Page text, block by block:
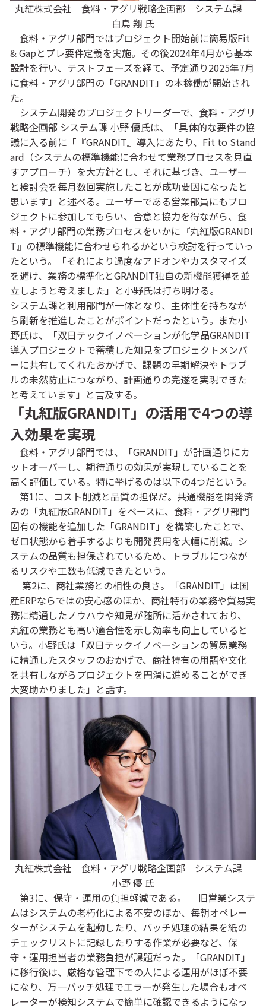
丸紅株式会社 食料・アグリ戦略企画部 システム課
白鳥 翔 氏
食料・アグリ部門ではプロジェクト開始前に簡易版Fit
& Gapとプレ要件定義を実施。その後2024年4月から基本
設計を行い、テストフェーズを経て、予定通り2025年7月
に食料・アグリ部門の「GRANDIT」の本稼働が開始され
た。
システム開発のプロジェクトリーダーで、食料・アグリ
戦略企画部 システム課 小野 優氏は、「具体的な要件の協
議に入る前に「『GRANDIT』導入にあたり、Fit to Stand
ard（システムの標準機能に合わせて業務プロセスを見直
すアプローチ）を大方針とし、それに基づき、ユーザー
と検討会を毎月数回実施したことが成功要因になったと
思います」と述べる。ユーザーである営業部員にもプロ
ジェクトに参加してもらい、合意と協力を得ながら、食
料・アグリ部門の業務プロセスをいかに『丸紅版GRANDI
T』の標準機能に合わせられるかという検討を行っていっ
たという。「それにより過度なアドオンやカスタマイズ
を避け、業務の標準化とGRANDIT独自の新機能獲得を並
立しようと考えました」と小野氏は打ち明ける。
システム課と利用部門が一体となり、主体性を持ちなが
ら刷新を推進したことがポイントだったという。また小
野氏は、「双日テックイノベーションが化学品GRANDIT
導入プロジェクトで蓄積した知見をプロジェクトメンバ
ーに共有してくれたおかげで、課題の早期解決やトラブ
ルの未然防止につながり、計画通りの完遂を実現できた
と考えています」と言及する。
「丸紅版GRANDIT」の活用で4つの導
入効果を実現
食料・アグリ部門では、「GRANDIT」が計画通りにカ
ットオーバーし、期待通りの効果が実現していることを
高く評価している。特に挙げるのは以下の4つだという。
第1に、コスト削減と品質の担保だ。共通機能を開発済
みの「丸紅版GRANDIT」をベースに、食料・アグリ部門
固有の機能を追加した「GRANDIT」を構築したことで、
ゼロ状態から着手するよりも開発費用を大幅に削減。シ
ステムの品質も担保されているため、トラブルにつなが
るリスクや工数も低減できたという。
第2に、商社業務との相性の良さ。「GRANDIT」は国
産ERPならではの安心感のほか、商社特有の業務や貿易実
務に精通したノウハウや知見が随所に活かされており、
丸紅の業務とも高い適合性を示し効率も向上していると
いう。小野氏は「双日テックイノベーションの貿易業務
に精通したスタッフのおかげで、商社特有の用語や文化
を共有しながらプロジェクトを円滑に進めることができ
大変助かりました」と話す。
丸紅株式会社 食料・アグリ戦略企画部 システム課
小野 優 氏
第3に、保守・運用の負担軽減である。 旧営業システ
ムはシステムの老朽化による不安のほか、毎朝オペレー
ターがシステムを起動したり、バッチ処理の結果を紙の
チェックリストに記録したりする作業が必要など、保
守・運用担当者の業務負担が課題だった。「GRANDIT」
に移行後は、厳格な管理下での人による運用がほぼ不要
になり、万一バッチ処理でエラーが発生した場合もオペ
レーターが検知システムで簡単に確認できるようになっ